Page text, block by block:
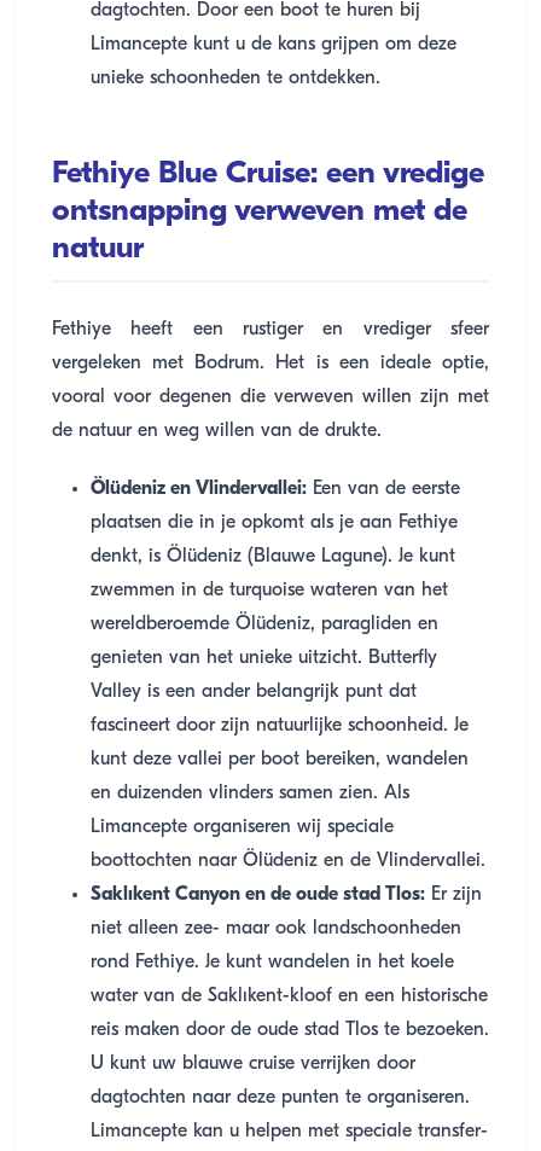
dagtochten. Door een boot te huren bij
Limancepte kunt u de kans grijpen om deze
unieke schoonheden te ontdekken.
Fethiye Blue Cruise: een vredige
ontsnapping verweven met de
natuur
Fethiye heeft een rustiger en vrediger sfeer
vergeleken met Bodrum. Het is een ideale optie,
vooral voor degenen die verweven willen zijn met
de natuur en weg willen van de drukte.
Ölüdeniz en Vlindervallei: Een van de eerste
plaatsen die in je opkomt als je aan Fethiye
denkt, is Ölüdeniz (Blauwe Lagune). Je kunt
zwemmen in de turquoise wateren van het
wereldberoemde Ölüdeniz, paragliden en
genieten van het unieke uitzicht. Butterfly
Valley is een ander belangrijk punt dat
fascineert door zijn natuurlijke schoonheid. Je
kunt deze vallei per boot bereiken, wandelen
en duizenden vlinders samen zien. Als
Limancepte organiseren wij speciale
boottochten naar Ölüdeniz en de Vlindervallei.
Saklıkent Canyon en de oude stad Tlos: Er zijn
niet alleen zee- maar ook landschoonheden
rond Fethiye. Je kunt wandelen in het koele
water van de Saklıkent-kloof en een historische
reis maken door de oude stad Tlos te bezoeken.
U kunt uw blauwe cruise verrijken door
dagtochten naar deze punten te organiseren.
Limancepte kan u helpen met speciale transfer-